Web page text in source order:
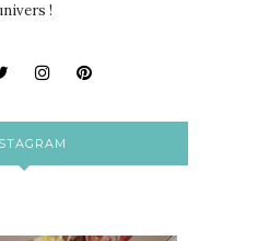
!